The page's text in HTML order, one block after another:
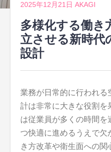
2025年12月21日 AKAGI
多様化する働き
立させる新時代
設計
業務が日常的に行われる
計は非常に大きな役割を
は従業員が多くの時間
つ快適に進めるうえで欠
き方改革や衛生面への